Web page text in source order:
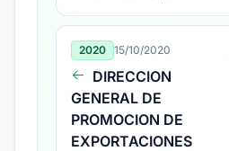
2078456
2020 15/10/2020
DIRECCION
GENERAL DE
PROMOCION DE
EXPORTACIONES